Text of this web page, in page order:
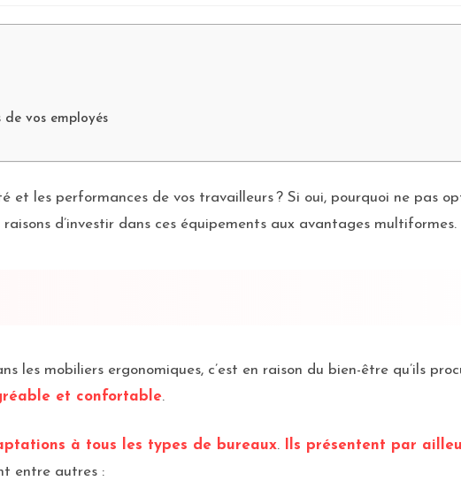
vos employés
et les performances de vos travailleurs ? Si oui, pourquoi ne pas
d’investir dans ces équipements aux avantages
mobiliers ergonomiques, c’est en raison du bien-être qu’ils
et confortable.
à tous les types de bureaux.
Ils présentent par
entre autres :